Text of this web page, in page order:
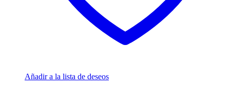
Añadir a la lista de deseos